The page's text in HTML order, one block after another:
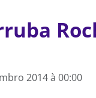
2014 à 00:00